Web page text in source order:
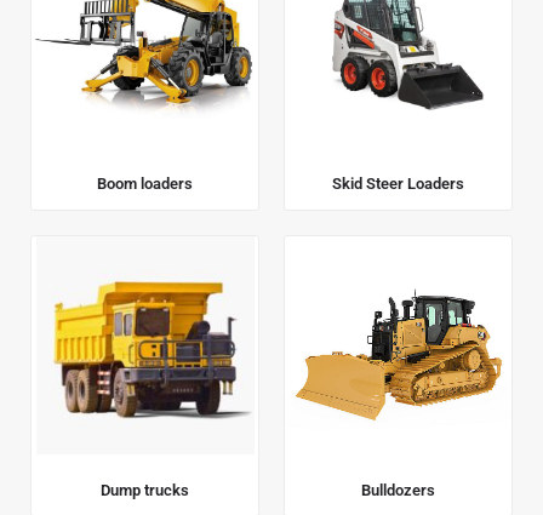
Boom loaders Skid Steer Loaders
Dump trucks Bulldozers